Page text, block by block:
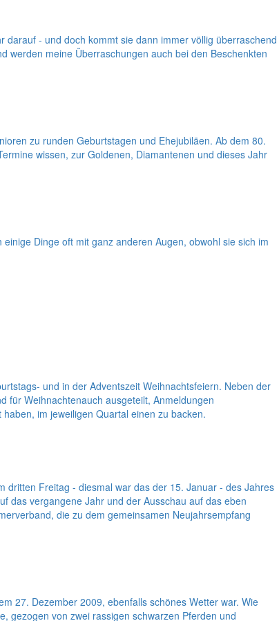
- und doch kommt sie dann immer völlig überraschend
werden meine Überraschungen auch bei den Beschenkten
zu runden Geburtstagen und Ehejubiläen. Ab dem 80.
wissen, zur Goldenen, Diamantenen und dieses Jahr
Dinge oft mit ganz anderen Augen, obwohl sie sich im
und in der Adventszeit Weihnachtsfeiern. Neben der
für Weihnachtenauch ausgeteilt, Anmeldungen
im jeweiligen Quartal einen zu backen.
dritten Freitag - diesmal war das der 15. Januar - des Jahres
das vergangene Jahr und der Ausschau auf das eben
die zu dem gemeinsamen Neujahrsempfang
27. Dezember 2009, ebenfalls schönes Wetter war. Wie
gezogen von zwei rassigen schwarzen Pferden und